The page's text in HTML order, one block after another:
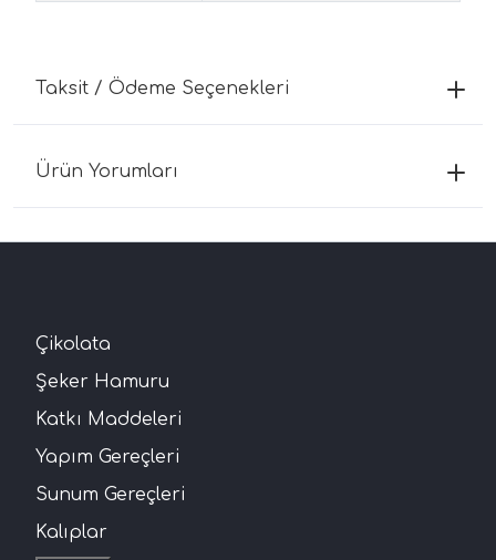
Taksit / Ödeme Seçenekleri
Ürün Yorumları
Çikolata
Şeker Hamuru
Katkı Maddeleri
Yapım Gereçleri
Sunum Gereçleri
Kalıplar